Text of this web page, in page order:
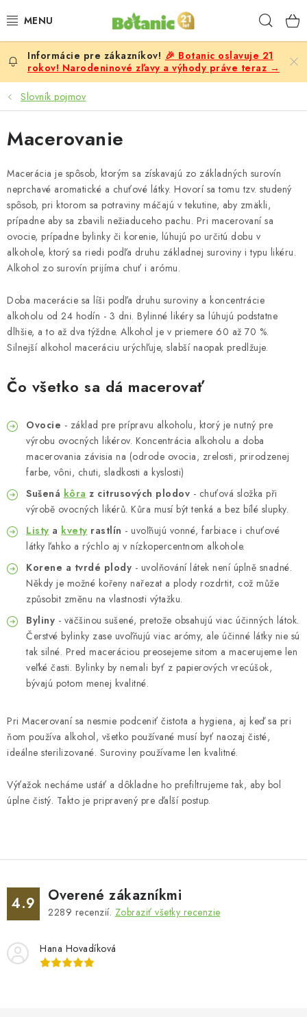
na
PREMIUM
DOPLNKY STRAVY
CIELE
POTRAVINY A NÁPOJE
ZĽAVY, AKCIE
ZLOŽKY
ŽENY
MUŽI
OSTATNÉ
DOVOLENKA
Doprava a platba Recenzie
Vernostný program
Prečo Botanic?
Kontakty
🎉 Botanic oslavuje 21
rokov! Narodeninové zľavy a výhody práve teraz →
Slovník pojmov
Macerovanie
Macerácia je spôsob, ktorým sa získavajú zo základných surovín
neprchavé aromatické a chuťové látky. Hovorí sa tomu tzv. studený
spôsob, pri ktorom sa potraviny máčajú v tekutine, aby zmäkli,
prípadne aby sa zbavili nežiaduceho pachu. Pri macerovaní sa
ovocie, prípadne bylinky či korenie, lúhujú po určitú dobu v
alkohole, ktorý sa riedi podľa druhu základnej suroviny i typu likéru.
Alkohol zo surovín prijíma chuť i arómu.
Doba macerácie sa líši podľa druhu suroviny a koncentrácie
alkoholu od 24 hodín - 3 dni. Bylinné likéry sa lúhujú podstatne
dlhšie, a to až dva týždne. Alkohol je v priemere 60 až 70 %.
Silnejší alkohol maceráciu urýchľuje, slabší naopak predlžuje.
Čo všetko sa dá macerovať
Ovocie - základ pre prípravu alkoholu, ktorý je nutný pre
výrobu ovocných likérov. Koncentrácia alkoholu a doba
macerovania závisia na (odrode ovocia, zrelosti, prirodzenej
farbe, vôni, chuti, sladkosti a kyslosti)
Sušená kôra z citrusových plodov - chuťová složka při
výrobě ovocných likérů. Kůra musí být tenká a bez bílé slupky.
Listy a kvety rastlín - uvoľňujú vonné, farbiace i chuťové
látky ľahko a rýchlo aj v nízkopercentnom alkohole.
Korene a tvrdé plody - uvolňování látek není úplně snadné.
Někdy je možné kořeny nařezat a plody rozdrtit, což může
způsobit změnu na vlastnosti výtažku.
Byliny - väčšinou sušené, pretože obsahujú viac účinných látok.
Čerstvé bylinky zase uvoľňujú viac arómy, ale účinné látky nie sú
tak silné. Pred maceráciou preosejeme sitom a macerujeme len
veľké časti. Bylinky by nemali byť z papierových vrecúšok,
bývajú potom menej kvalitné.
Pri Macerovaní sa nesmie podceniť čistota a hygiena, aj keď sa pri
ňom používa alkohol, všetko používané musí byť naozaj čisté,
ideálne sterilizované. Suroviny používame len kvalitné.
Výťažok necháme ustáť a dôkladne ho prefiltrujeme tak, aby bol
úplne čistý. Takto je pripravený pre ďalší postup.
4.9 Overené zákazníkmi
2289 recenzií. Zobraziť všetky recenzie
Hana Hovadíková